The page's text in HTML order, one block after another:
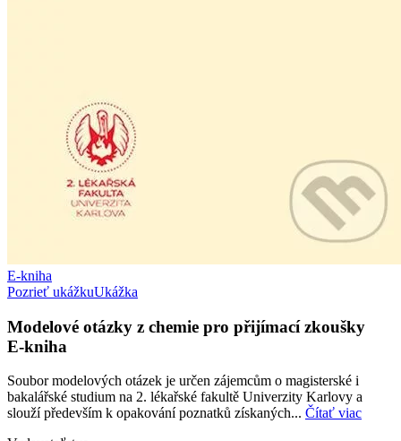
E-kniha
Pozrieť ukážkuUkážka
Modelové otázky z chemie pro přijímací zkoušky
E-kniha
Soubor modelových otázek je určen zájemcům o magisterské i
bakalářské studium na 2. lékařské fakultě Univerzity Karlovy a
slouží především k opakování poznatků získaných... Čítať viac